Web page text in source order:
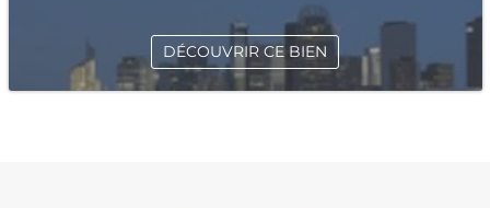
DÉCOUVRIR CE BIEN